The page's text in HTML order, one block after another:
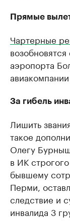
Прямые
Чартерные
аэропорта
За гибель
Лишить
такое
Олегу
в ИК
бывшему
Перми,
следствие и
инвалида 3